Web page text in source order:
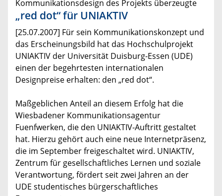
Kommunikationsdesign des Projekts überzeugte
„red dot“ für UNIAKTIV
[25.07.2007] Für sein Kommunikationskonzept und
das Erscheinungsbild hat das Hochschulprojekt
UNIAKTIV der Universität Duisburg-Essen (UDE)
einen der begehrtesten internationalen
Designpreise erhalten: den „red dot“.
Maßgeblichen Anteil an diesem Erfolg hat die
Wiesbadener Kommunikationsagentur
Fuenfwerken, die den UNIAKTIV-Auftritt gestaltet
hat. Hierzu gehört auch eine neue Internetpräsenz,
die im September freigeschaltet wird. UNIAKTIV,
Zentrum für gesellschaftliches Lernen und soziale
Verantwortung, fördert seit zwei Jahren an der
UDE studentisches bürgerschaftliches